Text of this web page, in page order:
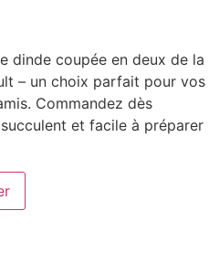
dinde coupée en deux de la
– un choix parfait pour vos
Commandez dès
et facile à préparer